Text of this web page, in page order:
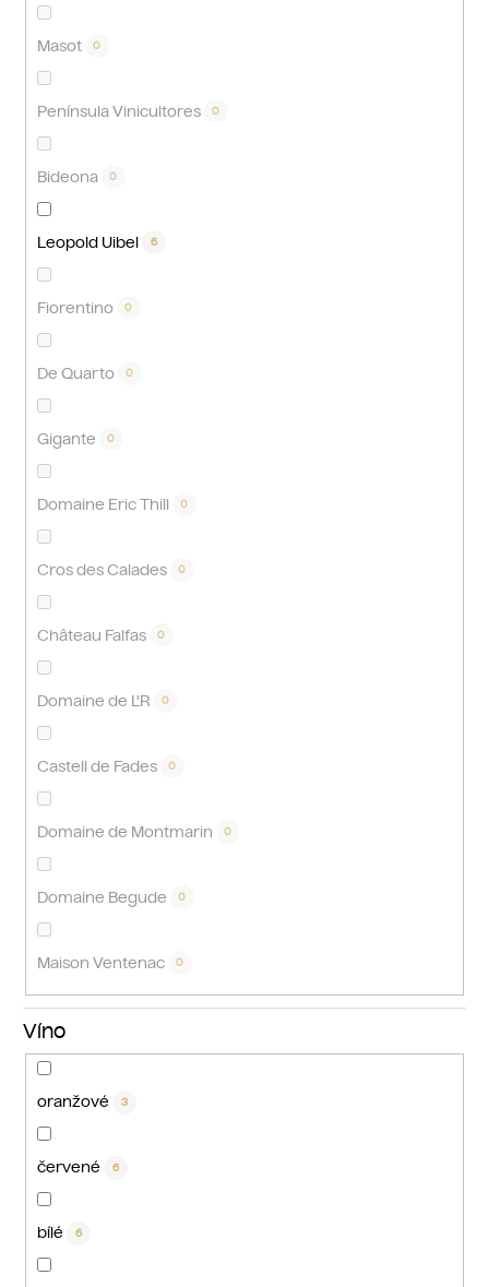
Masot 0
Península Vinicultores 0
Bideona 0
Leopold Uibel 6
Fiorentino 0
De Quarto 0
Gigante 0
Domaine Eric Thill 0
Cros des Calades 0
Château Falfas 0
Domaine de L'R 0
Castell de Fades 0
Domaine de Montmarin 0
Domaine Begude 0
Maison Ventenac 0
Víno
oranžové 3
červené 6
bílé 6